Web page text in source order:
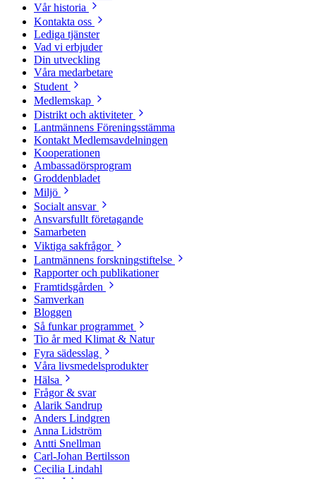
Vår historia
Kontakta oss
Lediga tjänster
Vad vi erbjuder
Din utveckling
Våra medarbetare
Student
Medlemskap
Distrikt och aktiviteter
Lantmännens Föreningsstämma
Kontakt Medlemsavdelningen
Kooperationen
Ambassadörsprogram
Groddenbladet
Miljö
Socialt ansvar
Ansvarsfullt företagande
Samarbeten
Viktiga sakfrågor
Lantmännens forskningstiftelse
Rapporter och publikationer
Framtidsgården
Samverkan
Bloggen
Så funkar programmet
Tio år med Klimat & Natur
Fyra sädesslag
Våra livsmedelsprodukter
Hälsa
Frågor & svar
Alarik Sandrup
Anders Lindgren
Anna Lidström
Antti Snellman
Carl-Johan Bertilsson
Cecilia Lindahl